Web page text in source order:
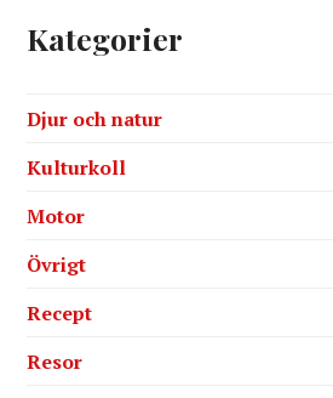
Kategorier
Djur och natur
Kulturkoll
Motor
Övrigt
Recept
Resor